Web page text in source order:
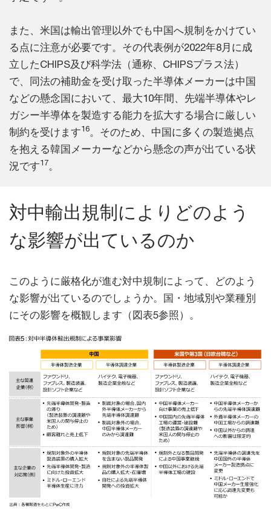
また、米国は輸出管理以外でも中国へ規制をかけてい
る点に注意が必要です。その代表例が2022年8月に成
立したCHIPS及び科学法（通称、CHIPSプラス法）
で、同法の補助金を受け取った半導体メーカーは中国
などの懸念国において、最大10年間、先端半導体やレ
ガシー半導体を製造する能力を拡大する場合に厳しい
制約を受けます16。そのため、中国に多くの製造拠点
を抱える韓国メーカーなどから懸念の声が出ている状
況です17。
対中輸出規制によりどのよう
な影響が出ているのか
このように厳格化が進む対中規制によって、どのよう
な影響が出ているのでしょうか。国・地域別や業種別
にその影響を概観します（図表5参照）。